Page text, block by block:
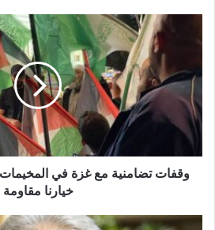
ت
ت
ض
م
وقفات تضامنية مع غزة في المخيمات
خيارنا مقاومة